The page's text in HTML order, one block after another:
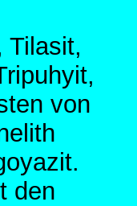
Tilasit,
von
den